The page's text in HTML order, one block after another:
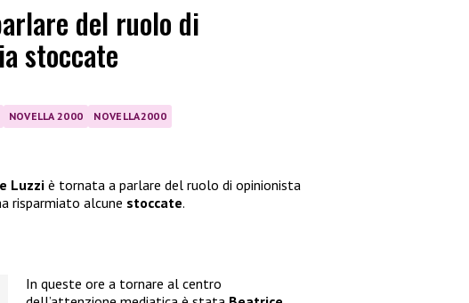
del ruolo di
stoccate
NOVELLA 2000 NOVELLA2000
Luzzi è tornata a parlare del ruolo di opinionista
risparmiato alcune stoccate.
In queste ore a tornare al centro